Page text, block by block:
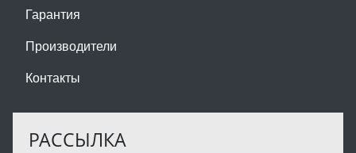
Гарантия
Производители
Контакты
РАССЫЛКА